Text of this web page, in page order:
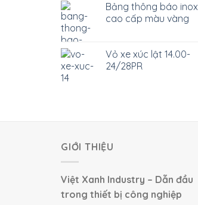
Bảng thông báo inox
cao cấp màu vàng
Vỏ xe xúc lật 14.00-
24/28PR
GIỚI THIỆU
Việt Xanh Industry – Dẫn đầu
trong thiết bị công nghiệp